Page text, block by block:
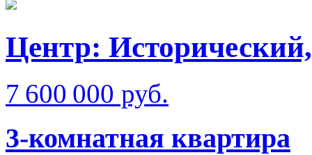
Центр:
7 600 000 руб.
3-комнатная квартира